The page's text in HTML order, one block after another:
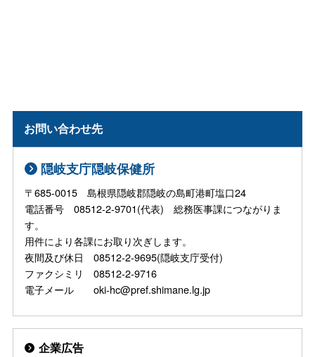
お問い合わせ先
隠岐支庁隠岐保健所
〒685-0015 島根県隠岐郡隠岐の島町港町塩口24
電話番号 08512-2-9701(代表) 総務医事課につながりま
す。
用件により各課にお取り次ぎします。
夜間及び休日 08512-2-9695(隠岐支庁受付)
ファクシミリ 08512-2-9716
電子メール oki-hc@pref.shimane.lg.jp
企業広告